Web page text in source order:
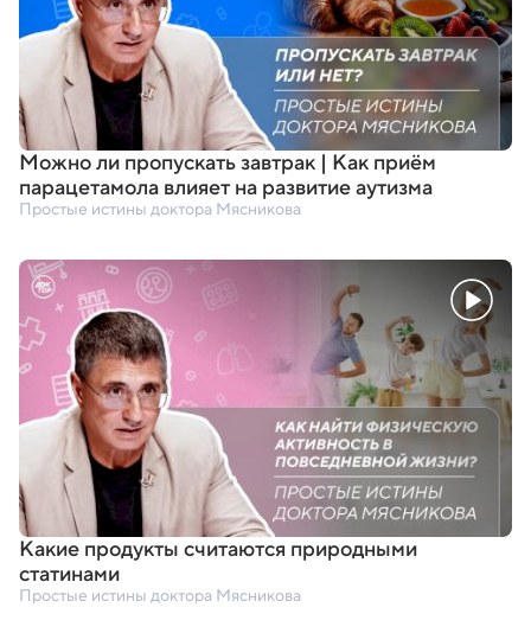
Можно ли пропускать завтрак | Как приём
парацетамола влияет на развитие аутизма
Простые истины доктора Мясникова
Какие продукты считаются природными
статинами
Простые истины доктора Мясникова